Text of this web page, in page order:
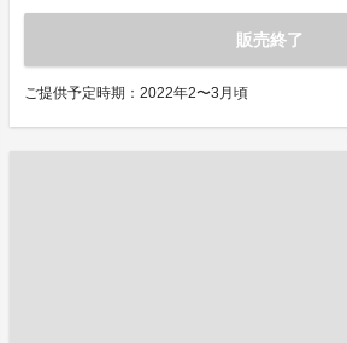
販売終了
ご提供予定時期：2022年2〜3月頃